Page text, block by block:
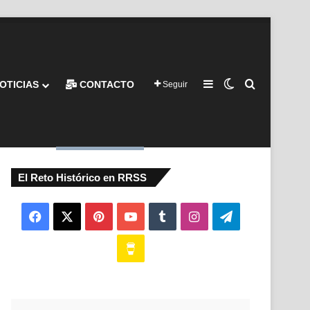
CONTACTO Seguir Barra lateral
Switch skin
El Reto Histórico en RRSS
Facebook PinterestYouTubeTumblrInstagramTelegram